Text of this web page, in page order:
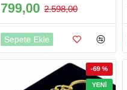
799,00 2.598,00
Sepete Ekle
YENI
-69 %